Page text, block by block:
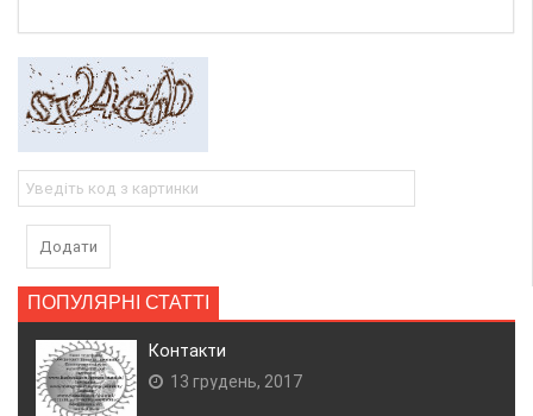
Додати
ПОПУЛЯРНІ СТАТТІ
Контакти
13 грудень, 2017